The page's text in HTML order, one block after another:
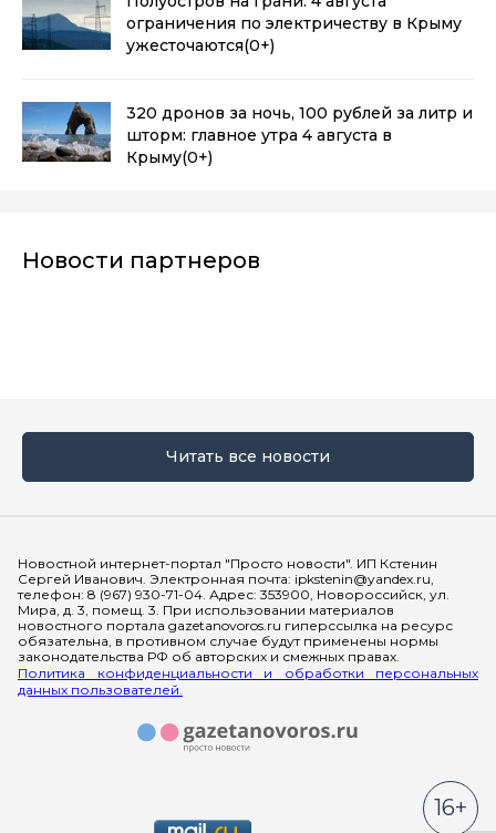
ограничения по электричеству в Крыму
ужесточаются(0+)
320 дронов за ночь, 100 рублей за литр и
шторм: главное утра 4 августа в
Крыму(0+)
Новости партнеров
Читать все новости
Новостной интернет-портал "Просто новости". ИП Кстенин
Сергей Иванович. Электронная почта: ipkstenin@yandex.ru,
телефон: 8 (967) 930-71-04. Адрес: 353900, Новороссийск, ул.
Мира, д. 3, помещ. 3. При использовании материалов
новостного портала gazetanovoros.ru гиперссылка на ресурс
обязательна, в противном случае будут применены нормы
законодательства РФ об авторских и смежных правах.
Политика конфиденциальности и обработки персональных
данных пользователей.
16+